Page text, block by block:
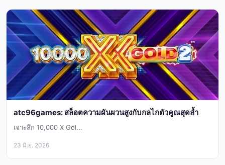
atc96games: สล็อตความผันผวนสูงกับกลไกตัวคูณสุดล้ำ
เจาะลึก 10,000 X Gol...
23 มิ.ย. 2026